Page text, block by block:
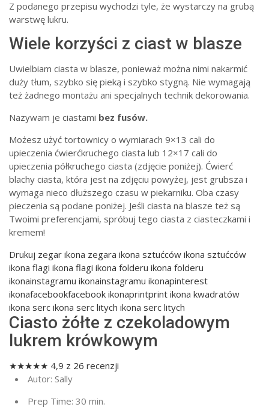
Z podanego przepisu wychodzi tyle, że wystarczy na grubą
warstwę lukru.
Wiele korzyści z ciast w blasze
Uwielbiam ciasta w blasze, ponieważ można nimi nakarmić
duży tłum, szybko się pieką i szybko stygną. Nie wymagają
też żadnego montażu ani specjalnych technik dekorowania.
Nazywam je ciastami bez fusów.
Możesz użyć tortownicy o wymiarach 9×13 cali do
upieczenia ćwierćkruchego ciasta lub 12×17 cali do
upieczenia półkruchego ciasta (zdjęcie poniżej). Ćwierć
blachy ciasta, która jest na zdjęciu powyżej, jest grubsza i
wymaga nieco dłuższego czasu w piekarniku. Oba czasy
pieczenia są podane poniżej. Jeśli ciasta na blasze też są
Twoimi preferencjami, spróbuj tego ciasta z ciasteczkami i
kremem!
Drukuj zegar ikona zegara ikona sztućców ikona sztućców
ikona flagi ikona flagi ikona folderu ikona folderu
ikonainstagramu ikonainstagramu ikonapinterest
ikonafacebookfacebook ikonaprintprint ikona kwadratów
ikona serc ikona serc litych ikona serc litych
Ciasto żółte z czekoladowym
lukrem krówkowym
★★★★★ 4,9 z 26 recenzji
Autor: Sally
Prep Time: 30 min.